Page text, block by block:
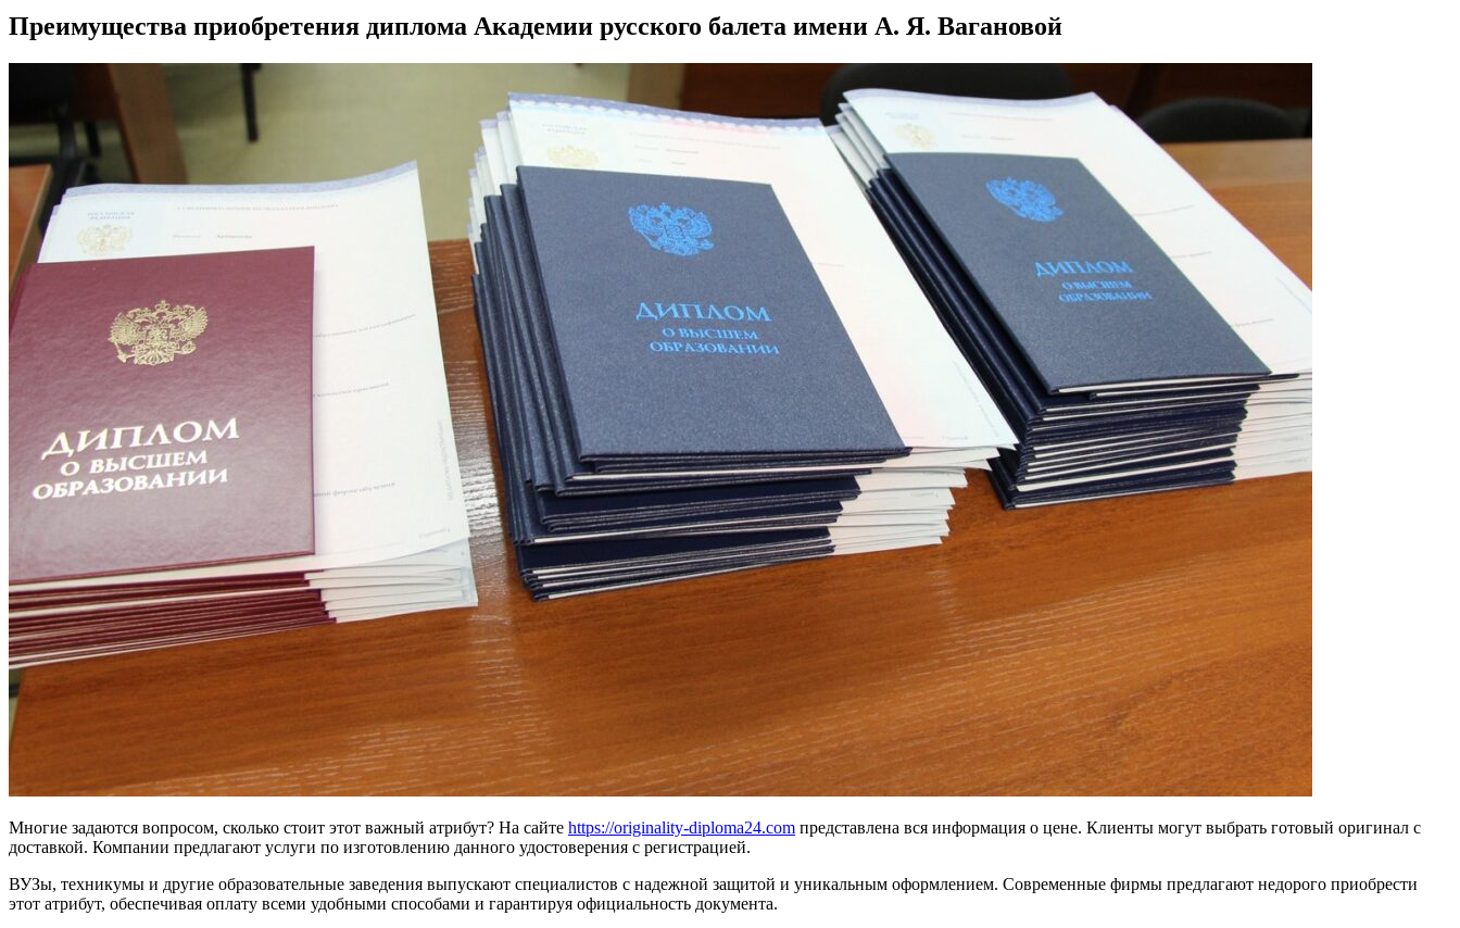
Преимущества приобретения диплома Академии русского балета имени А. Я. Вагановой
Многие задаются вопросом, сколько стоит этот важный атрибут? На сайте https://originality-diploma24.com представлена вся информация о цене. Клиенты могут выбрать готовый оригинал с
доставкой. Компании предлагают услуги по изготовлению данного удостоверения с регистрацией.
ВУЗы, техникумы и другие образовательные заведения выпускают специалистов с надежной защитой и уникальным оформлением. Современные фирмы предлагают недорого приобрести
этот атрибут, обеспечивая оплату всеми удобными способами и гарантируя официальность документа.